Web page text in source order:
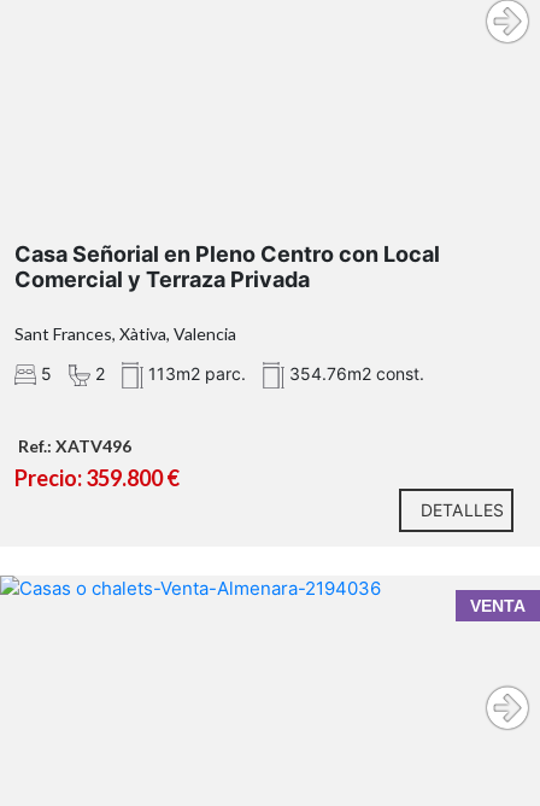
Casa Señorial en Pleno Centro con Local
Comercial y Terraza Privada
Sant Frances, Xàtiva, Valencia
5
2 113m2 parc. 354.76m2 const.
Ref.: XATV496
Precio: 359.800 €
DETALLES
VENTA